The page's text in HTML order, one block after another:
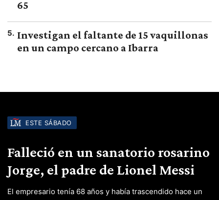
65
5. Investigan el faltante de 15 vaquillonas
en un campo cercano a Ibarra
ESTE SÁBADO
Falleció en un sanatorio rosarino
Jorge, el padre de Lionel Messi
El empresario tenía 68 años y había trascendido hace un